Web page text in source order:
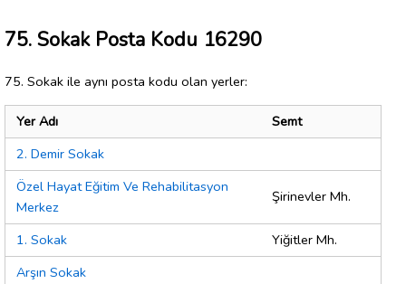
75. Sokak Posta Kodu 16290
75. Sokak ile aynı posta kodu olan yerler:
Yer Adı
Semt
2. Demir Sokak
Özel Hayat Eğitim Ve Rehabilitasyon
Merkez
Şirinevler Mh.
1. Sokak
Yiğitler Mh.
Arşın Sokak